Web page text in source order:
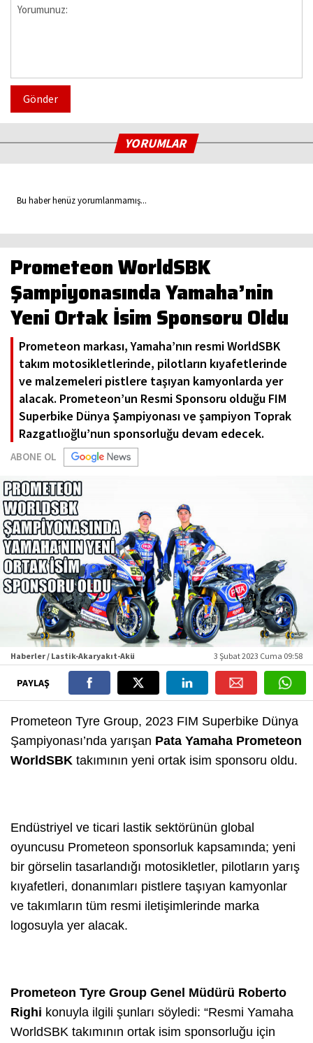
Gönder
YORUMLAR
Bu haber henüz yorumlanmamış...
Prometeon WorldSBK
Şampiyonasında Yamaha’nin
Yeni Ortak İsim Sponsoru Oldu
Prometeon markası, Yamaha’nın resmi WorldSBK
takım motosikletlerinde, pilotların kıyafetlerinde
ve malzemeleri pistlere taşıyan kamyonlarda yer
alacak. Prometeon’un Resmi Sponsoru olduğu FIM
Superbike Dünya Şampiyonası ve şampiyon Toprak
Razgatlıoğlu’nun sponsorluğu devam edecek.
ABONE OL
Haberler / Lastik-Akaryakıt-Akü 3 Şubat 2023 Cuma 09:58
PAYLAŞ
Prometeon Tyre Group, 2023 FIM Superbike Dünya
Şampiyonası’nda yarışan Pata Yamaha Prometeon
WorldSBK takımının yeni ortak isim sponsoru oldu.
Endüstriyel ve ticari lastik sektörünün global
oyuncusu Prometeon sponsorluk kapsamında; yeni
bir görselin tasarlandığı motosikletler, pilotların yarış
kıyafetleri, donanımları pistlere taşıyan kamyonlar
ve takımların tüm resmi iletişimlerinde marka
logosuyla yer alacak.
Prometeon Tyre Group Genel Müdürü Roberto
Righi konuyla ilgili şunları söyledi: “Resmi Yamaha
WorldSBK takımının ortak isim sponsorluğu için